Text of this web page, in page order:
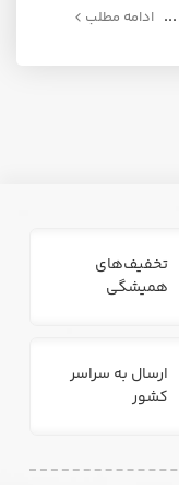
ادامه مطلب
تخفیف‌های
همیشگی
ارسال به سراسر
کشور